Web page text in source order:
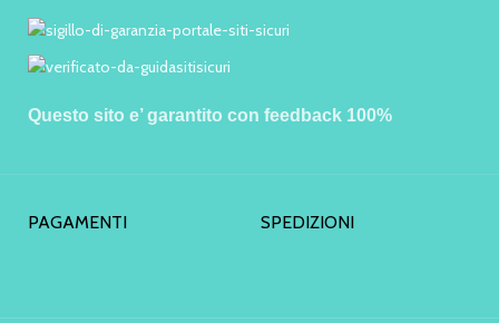
Questo sito e’ garantito con feedback 100%
PAGAMENTI SPEDIZIONI